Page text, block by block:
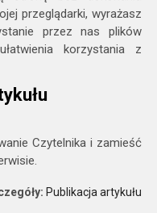
przeglądarki, wyrażasz
przez nas plików
korzystania z
Czytelnika i zamieść
Publikacja artykułu